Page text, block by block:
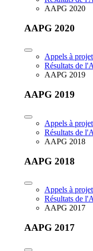
AAPG 2020
AAPG 2020
Appels à
Résultats de
AAPG 2019
AAPG 2019
Appels à
Résultats de
AAPG 2018
AAPG 2018
Appels à
Résultats de
AAPG 2017
AAPG 2017